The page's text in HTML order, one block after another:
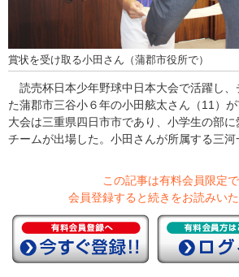
賞状を受け取る小田さん（蒲郡市役所で）
読売杯日本少年野球中日本大会で活躍し、
た蒲郡市三谷小６年の小田舷太さん（11）
大会は三重県四日市市であり、小学生の部
チームが出場した。小田さんが所属する三河
この記事は有料会員限定で
会員登録すると続きをお読みいた